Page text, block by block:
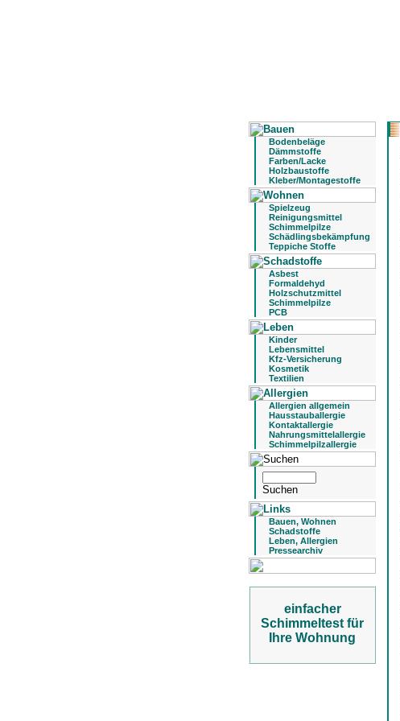
Bodenbeläge
Dämmstoffe
Farben/Lacke
Holzbaustoffe
Kleber/Montagestoffe
Spielzeug
Reinigungsmittel
Schimmelpilze
Schädlingsbekämpfung
Teppiche Stoffe
Asbest
Formaldehyd
Holzschutzmittel
Schimmelpilze
PCB
Kinder
Lebensmittel
Kfz-Versicherung
Kosmetik
Textilien
Allergien allgemein
Hausstauballergie
Kontaktallergie
Nahrungsmittelallergie
Schimmelpilzallergie
Bauen, Wohnen
Schadstoffe
Leben, Allergien
Pressearchiv
einfacher
Schimmeltest für
Ihre Wohnung